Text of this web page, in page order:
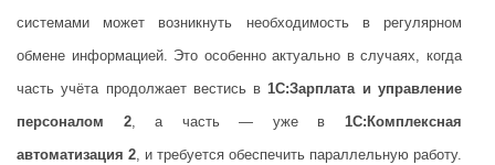
системами может возникнуть необходимость в регулярном
обмене информацией. Это особенно актуально в случаях, когда
часть учёта продолжает вестись в1С:Зарплата и управление
персоналом 2, а часть — уже в1С:Комплексная
автоматизация 2, и требуется обеспечить параллельную работу.